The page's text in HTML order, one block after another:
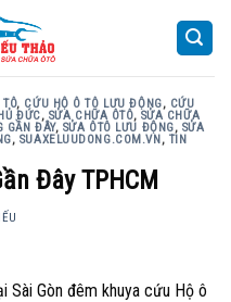
, CỨU HỘ Ô TÔ LƯU ĐỘNG, CỨU
ĐỨC, SỬA CHỮA ÔTÔ, SỬA CHỮA
GẦN ĐÂY, SỬA ÔTÔ LƯU ĐỘNG, SỬA
, SUAXELUUDONG.COM.VN, TIN
Đây TPHCM
Sài Gòn đêm khuya cứu Hộ ô